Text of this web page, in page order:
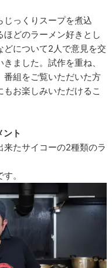
っくりスープを煮込
どのラーメン好きとし
について2人で意見を交
ました。試作を重ね、
番組をご覧いただいた方
お楽しみいただけるこ
ト
たサイコーの2種類のラ
。